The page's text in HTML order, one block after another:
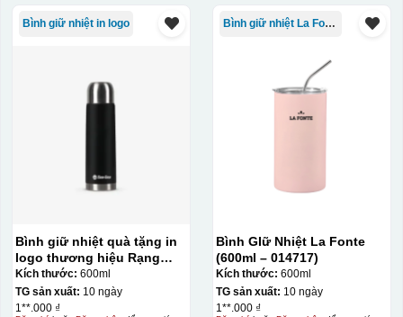
Bình giữ nhiệt in logo
Bình giữ nhiệt quà tặng in
logo thương hiệu Rạng
Đông 600ml KQ-BGN22
Kích thước: 600ml
TG sản xuất: 10 ngày
1**.000 ₫
Bình giữ nhiệt La Fonte
Bình GIữ Nhiệt La Fonte
(600ml – 014717)
Kích thước: 600ml
TG sản xuất: 10 ngày
1**.000 ₫